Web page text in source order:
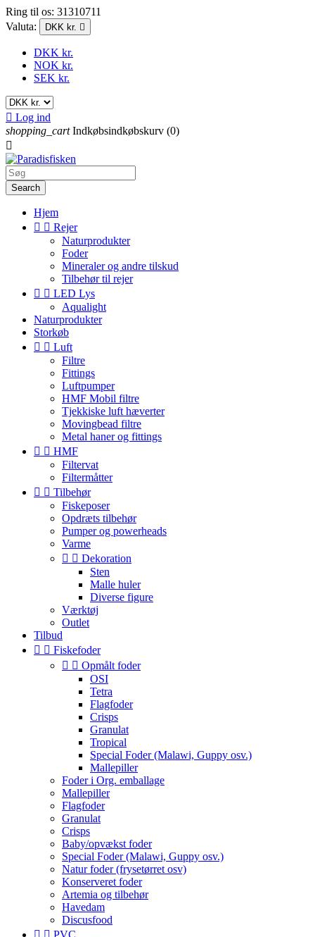
Ring til os: 31310711
Valuta:
DKK kr. 
DKK kr.
NOK kr.
SEK kr.
 Log ind
shopping_cart Indkøbsindkøbskurv (0)

Search
Hjem
  Rejer
Naturprodukter
Foder
Mineraler og andre tilskud
Tilbehør til rejer
  LED Lys
Aqualight
Naturprodukter
Storkøb
  Luft
Filtre
Fittings
Luftpumper
HMF Mobil filtre
Tjekkiske luft hæverter
Movingbead filtre
Metal haner og fittings
  HMF
Filtervat
Filtermåtter
  Tilbehør
Fiskeposer
Opdræts tilbehør
Pumper og powerheads
Varme
  Dekoration
Sten
Malle huler
Diverse figure
Værktøj
Outlet
Tilbud
  Fiskefoder
  Opmålt foder
OSI
Tetra
Flagfoder
Crisps
Granulat
Tropical
Special Foder (Malawi, Guppy osv.)
Mallepiller
Foder i Org. emballage
Mallepiller
Flagfoder
Granulat
Crisps
Baby/opvækst foder
Special Foder (Malawi, Guppy osv.)
Natur foder (frysetørret osv)
Konserveret foder
Artemia og tilbehør
Havedam
Discusfood
  PVC